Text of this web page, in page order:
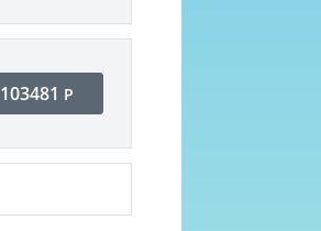
103481 Р